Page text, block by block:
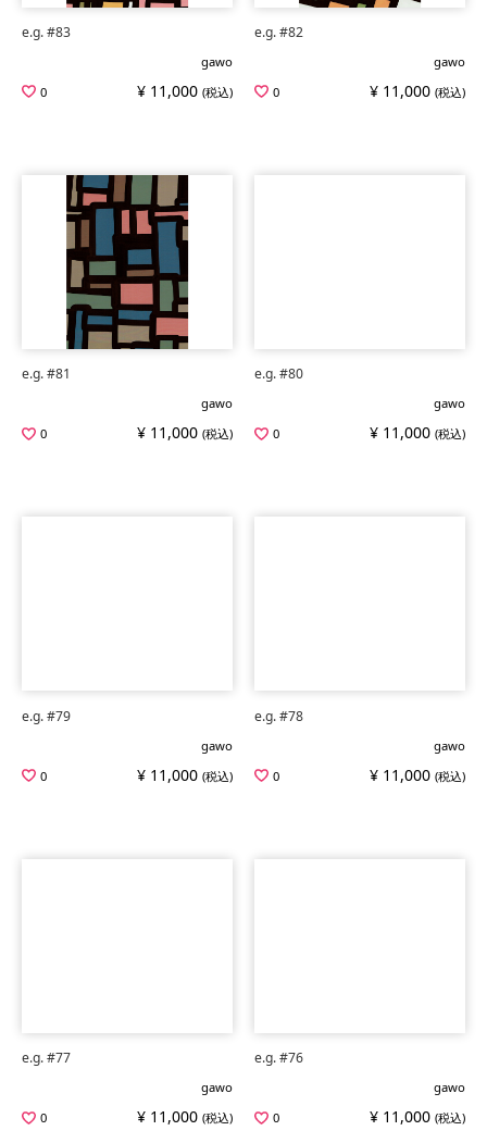
e.g. #83
gawo
0
¥ 11,000 (税込)
e.g. #82
gawo
0
¥ 11,000 (税込)
e.g. #81
gawo
0
¥ 11,000 (税込)
e.g. #80
gawo
0
¥ 11,000 (税込)
e.g. #79
gawo
0
¥ 11,000 (税込)
e.g. #78
gawo
0
¥ 11,000 (税込)
e.g. #77
gawo
0
¥ 11,000 (税込)
e.g. #76
gawo
0
¥ 11,000 (税込)